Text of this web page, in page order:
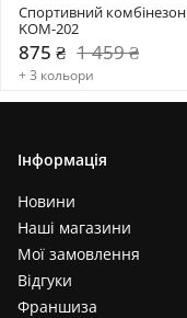
Спортивний комбінезон
KOM-202
875 ₴ 1 459 ₴
+ 3 кольори
Інформація
Новини
Наші магазини
Мої замовлення
Відгуки
Франшиза